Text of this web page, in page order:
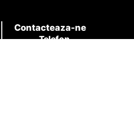
Contacteaza-ne
Telefon